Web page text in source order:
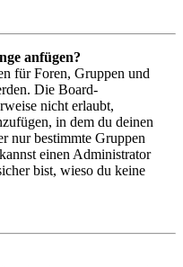
anfügen?
für Foren, Gruppen und
Die Board-
nicht erlaubt,
in dem du deinen
nur bestimmte Gruppen
einen Administrator
bist, wieso du keine